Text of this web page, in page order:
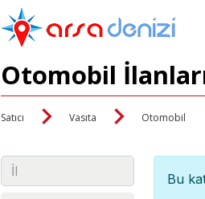
Otomobil
Satıcı Vasıta Otomobil
Bu